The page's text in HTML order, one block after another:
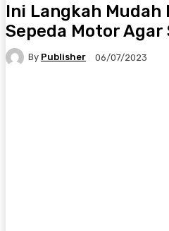
Ini Langkah Mudah
Sepeda Motor
By Publisher 06/07/2023